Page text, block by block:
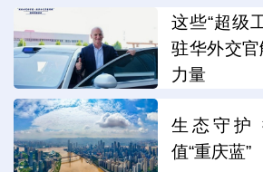
这些“超级
驻华外交
力量
生态守护
值“重庆蓝”